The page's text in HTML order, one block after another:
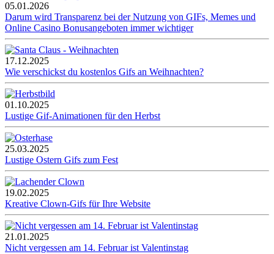
05.01.2026
Darum wird Transparenz bei der Nutzung von GIFs, Memes und
Online Casino Bonusangeboten immer wichtiger
17.12.2025
Wie verschickst du kostenlos Gifs an Weihnachten?
01.10.2025
Lustige Gif-Animationen für den Herbst
25.03.2025
Lustige Ostern Gifs zum Fest
19.02.2025
Kreative Clown-Gifs für Ihre Website
21.01.2025
Nicht vergessen am 14. Februar ist Valentinstag